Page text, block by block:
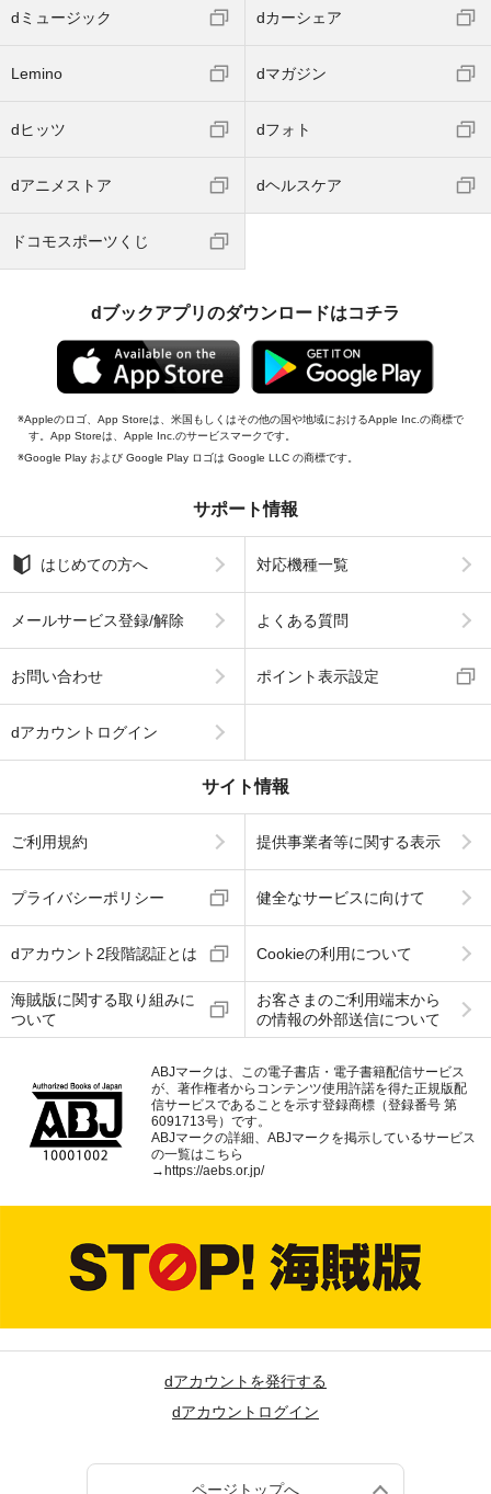
dミュージック dカーシェア
Lemino dマガジン
dヒッツ dフォト
dアニメストア dヘルスケア
ドコモスポーツくじ
dブックアプリのダウンロードはコチラ
Appleのロゴ、App Storeは、米国もしくはその他の国や地域におけるApple Inc.の商標で
す。App Storeは、Apple Inc.のサービスマークです。
Google Play および Google Play ロゴは Google LLC の商標です。
サポート情報
はじめての方へ 対応機種一覧
メールサービス登録/解除 よくある質問
お問い合わせ ポイント表示設定
dアカウントログイン
サイト情報
ご利用規約 提供事業者等に関する表示
プライバシーポリシー 健全なサービスに向けて
dアカウント2段階認証とは Cookieの利用について
海賊版に関する取り組みに
ついて
お客さまのご利用端末から
の情報の外部送信について
ABJマークは、この電子書店・電子書籍配信サービス
が、著作権者からコンテンツ使用許諾を得た正規版配
信サービスであることを示す登録商標（登録番号 第
6091713号）です。
ABJマークの詳細、ABJマークを掲示しているサービス
の一覧はこちら
→ https://aebs.or.jp/
dアカウントを発行する
dアカウントログイン
ページトップへ